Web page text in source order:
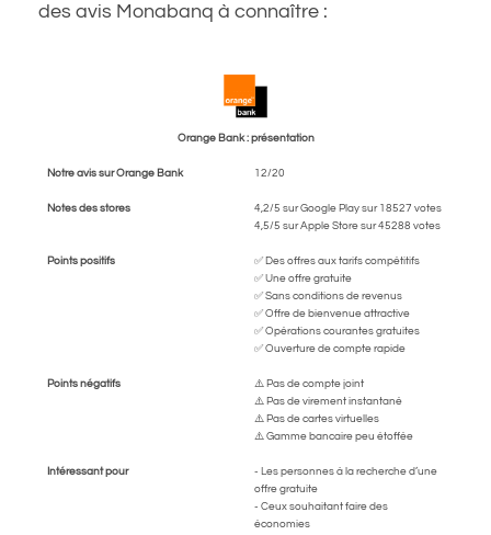
des avis Monabanq à connaître :
Orange Bank : présentation
Notre avis sur Orange Bank 12/20
Notes des stores
4,2/5 sur Google Play sur 18527 votes
4,5/5 sur Apple Store sur 45288 votes
Points positifs
✅ Des offres aux tarifs compétitifs
✅ Une offre gratuite
✅ Sans conditions de revenus
✅ Offre de bienvenue attractive
✅ Opérations courantes gratuites
✅ Ouverture de compte rapide
Points négatifs
⚠️ Pas de compte joint
⚠️ Pas de virement instantané
⚠️ Pas de cartes virtuelles
⚠️ Gamme bancaire peu étoffée
Intéressant pour
- Les personnes à la recherche d’une
offre gratuite
- Ceux souhaitant faire des
économies